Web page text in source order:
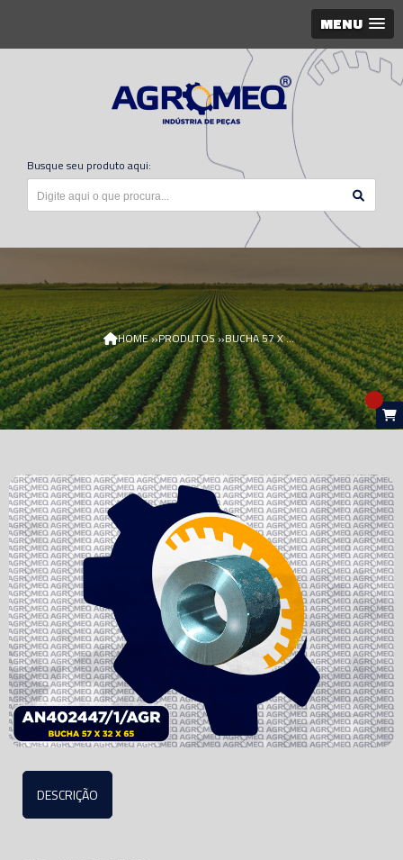
MENU
Busque seu produto aqui:
HOME»PRODUTOS» BUCHA 57 X 32 X 65 AN402447/1/AGR
DESCRIÇÃO